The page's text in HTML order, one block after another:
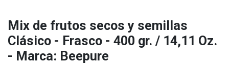
Mix de frutos secos y semillas
Clásico - Frasco - 400 gr. / 14,11 Oz.
- Marca: Beepure